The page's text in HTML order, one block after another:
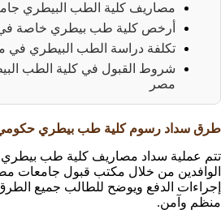
مصاريف كلية الطب البيطري
أرخص كلية طب بيطري خاصة
تكلفة دراسة الطب البيطري في
شروط القبول في كلية الطب
مصر
طرق سداد رسوم كلية طب بيطري حكومي
تتم عملية سداد مصاريف كلية طب
الوافدين من خلال مكتب قبول جامعات
إجراءات الدفع ويوضح للطالب جميع
منظم وآمن.